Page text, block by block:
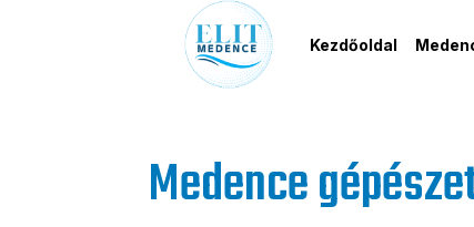
Kezdőoldal
Medence